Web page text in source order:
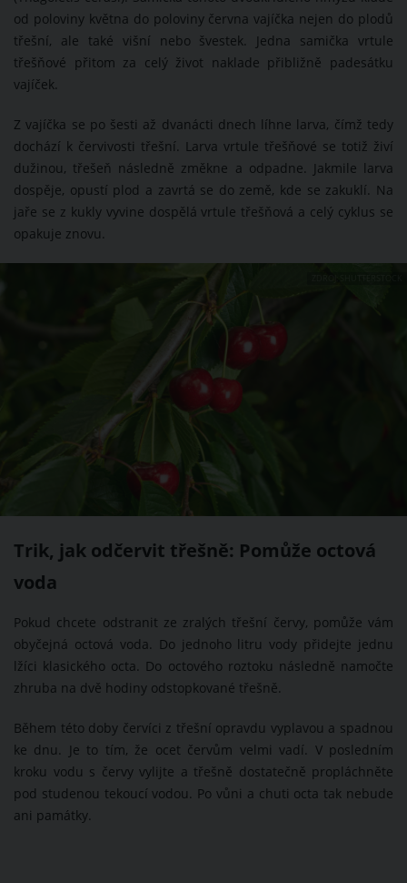
od poloviny května do poloviny června vajíčka nejen do plodů
třešní, ale také višní nebo švestek. Jedna samička vrtule
třešňové přitom za celý život naklade přibližně padesátku
vajíček.
Z vajíčka se po šesti až dvanácti dnech líhne larva, čímž tedy
dochází k červivosti třešní. Larva vrtule třešňové se totiž živí
dužinou, třešeň následně změkne a odpadne. Jakmile larva
dospěje, opustí plod a zavrtá se do země, kde se zakuklí. Na
jaře se z kukly vyvine dospělá vrtule třešňová a celý cyklus se
opakuje znovu.
Trik, jak odčervit třešně: Pomůže octová
voda
Pokud chcete odstranit ze zralých třešní červy, pomůže vám
obyčejná octová voda. Do jednoho litru vody přidejte jednu
lžíci klasického octa. Do octového roztoku následně namočte
zhruba na dvě hodiny odstopkované třešně.
Během této doby červíci z třešní opravdu vyplavou a spadnou
ke dnu. Je to tím, že ocet červům velmi vadí. V posledním
kroku vodu s červy vylijte a třešně dostatečně propláchněte
pod studenou tekoucí vodou. Po vůni a chuti octa tak nebude
ani památky.